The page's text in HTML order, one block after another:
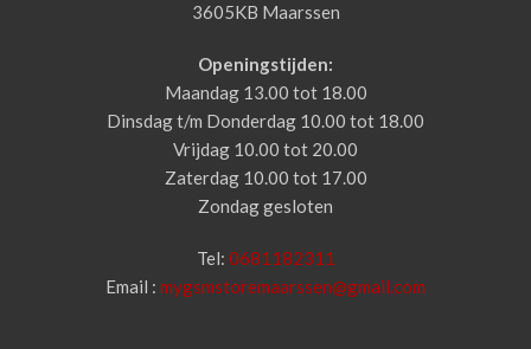
3605KB Maarssen
Openingstijden:
Maandag 13.00 tot 18.00
Dinsdag t/m Donderdag 10.00 tot 18.00
Vrijdag 10.00 tot 20.00
Zaterdag 10.00 tot 17.00
Zondag gesloten
Tel: 0681182311
Email : mygsmstoremaarssen@gmail.com